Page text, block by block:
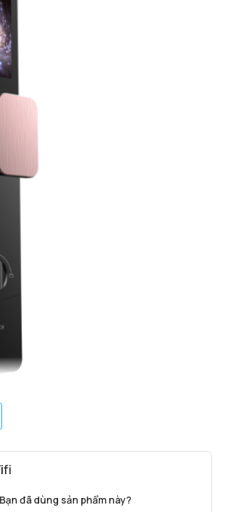
Bạn đã dùng sản phẩm này?